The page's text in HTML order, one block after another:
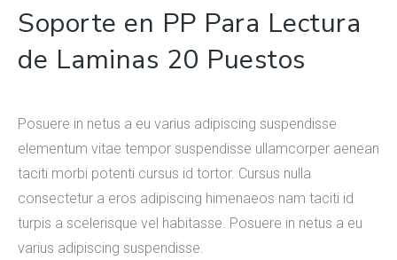
Soporte en PP Para Lectura
de Laminas 20 Puestos
Posuere in netus a eu varius adipiscing suspendisse
elementum vitae tempor suspendisse ullamcorper aenean
taciti morbi potenti cursus id tortor. Cursus nulla
consectetur a eros adipiscing himenaeos nam taciti id
turpis a scelerisque vel habitasse. Posuere in netus a eu
varius adipiscing suspendisse.